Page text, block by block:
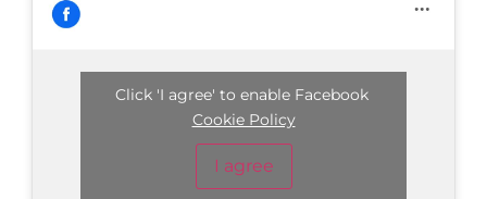
Click 'I agree' to enable Facebook
Cookie Policy
I agree